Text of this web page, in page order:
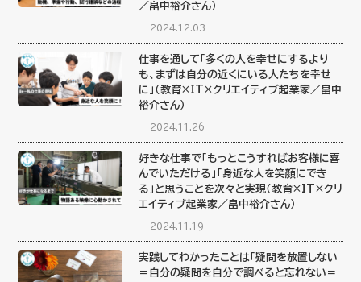
／畠中裕介さん）
2024.12.03
仕事を通して「多くの人を幸せにするより
も、まずは自分の近くにいる人たちを幸せ
に」（教育×IT×クリエイティブ起業家／畠中
裕介さん）
2024.11.26
好きな仕事で「もっとこうすればお客様に喜
んでいただける」「身近な人を笑顔にでき
る」と思うことを次々と実現（教育×IT×クリ
エイティブ起業家／畠中裕介さん）
2024.11.19
実践してわかったことは「疑問を放置しない
＝自分の疑問を自分で調べると忘れない＝